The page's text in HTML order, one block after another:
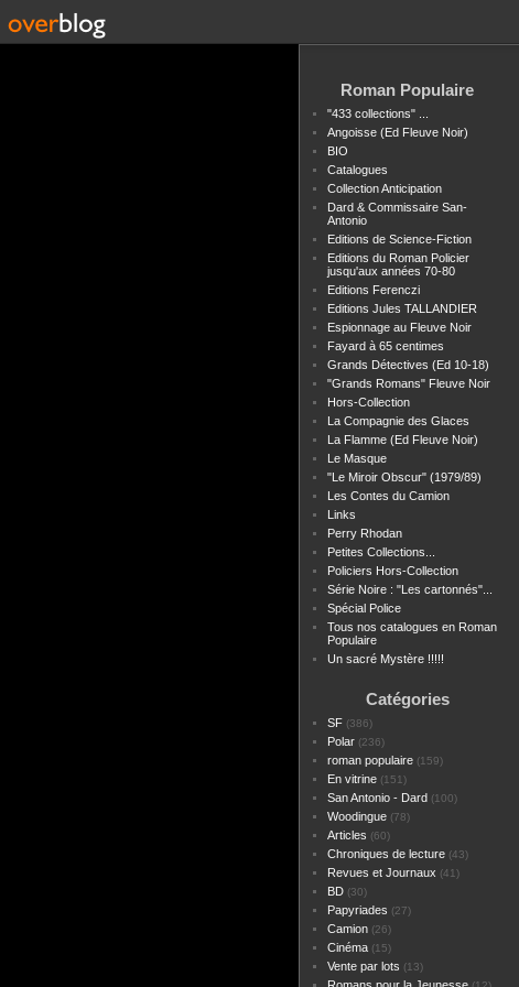
Roman Populaire
"433 collections" ...
Angoisse (Ed Fleuve Noir)
BIO
Catalogues
Collection Anticipation
Dard & Commissaire San-
Antonio
Editions de Science-Fiction
Editions du Roman Policier
jusqu'aux années 70-80
Editions Ferenczi
Editions Jules TALLANDIER
Espionnage au Fleuve Noir
Fayard à 65 centimes
Grands Détectives (Ed 10-18)
"Grands Romans" Fleuve Noir
Hors-Collection
La Compagnie des Glaces
La Flamme (Ed Fleuve Noir)
Le Masque
"Le Miroir Obscur" (1979/89)
Les Contes du Camion
Links
Perry Rhodan
Petites Collections...
Policiers Hors-Collection
Série Noire : "Les cartonnés"...
Spécial Police
Tous nos catalogues en Roman
Populaire
Un sacré Mystère !!!!!
Catégories
SF (386)
Polar (236)
roman populaire (159)
En vitrine (151)
San Antonio - Dard (100)
Woodingue (78)
Articles (60)
Chroniques de lecture (43)
Revues et Journaux (41)
BD (30)
Papyriades (27)
Camion (26)
Cinéma (15)
Vente par lots (13)